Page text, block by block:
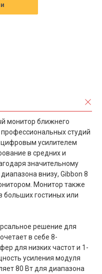
монитор ближнего
студий
цифровым усилителем
в средних и
значительному
внизу, Gibbon 8
Монитор также
больших гостиных или
решение для
в себе 8-
для низких частот и 1-
усиления модуля
80 Вт для диапазона